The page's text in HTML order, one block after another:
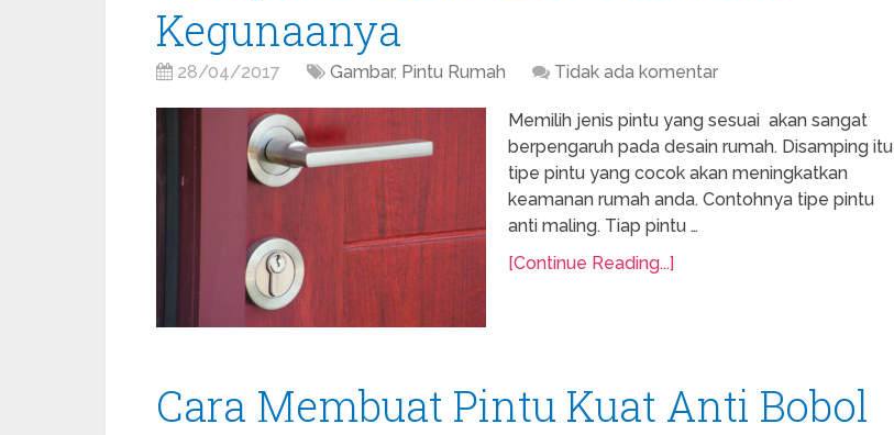
Kegunaanya
28/04/2017 Gambar, Pintu Rumah Tidak ada komentar
Memilih jenis pintu yang sesuai akan sangat
berpengaruh pada desain rumah. Disamping itu
tipe pintu yang cocok akan meningkatkan
keamanan rumah anda. Contohnya tipe pintu
anti maling. Tiap pintu …
[Continue Reading...]
Cara Membuat Pintu Kuat Anti Bobol